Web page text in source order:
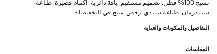
نسيج 100% قطن. تصميم مستقيم. ياقة دائرية. أكمام قصيرة. طباعة
سبايدرمان. طباعة سبيدي. رخص. منتج في التخفيضات
التفاصيل والمكونات والعناية
المقاسات